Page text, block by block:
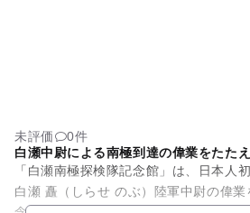
未評価
0件
白瀬中尉による南極到達の偉業をたた
「白瀬南極探検隊記念館」は、日本人
白瀬 矗（しらせ のぶ）陸軍中尉の偉